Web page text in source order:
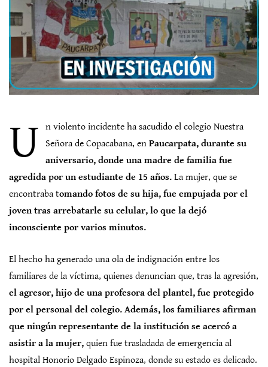
U
n violento incidente ha sacudido el colegio Nuestra
Señora de Copacabana, en Paucarpata, durante su
aniversario, donde una madre de familia fue
agredida por un estudiante de 15 años. La mujer, que se
encontraba tomando fotos de su hija, fue empujada por el
joven tras arrebatarle su celular, lo que la dejó
inconsciente por varios minutos.
El hecho ha generado una ola de indignación entre los
familiares de la víctima, quienes denuncian que, tras la agresión,
el agresor, hijo de una profesora del plantel, fue protegido
por el personal del colegio. Además, los familiares afirman
que ningún representante de la institución se acercó a
asistir a la mujer, quien fue trasladada de emergencia al
hospital Honorio Delgado Espinoza, donde su estado es delicado.